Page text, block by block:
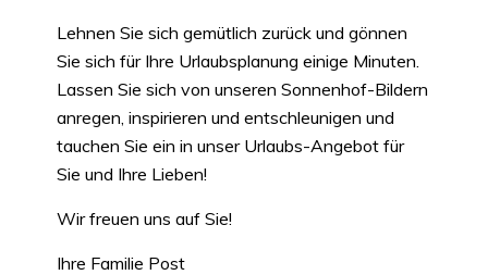
Lehnen Sie sich gemütlich zurück und gönnen
Sie sich für Ihre Urlaubsplanung einige Minuten.
Lassen Sie sich von unseren Sonnenhof-Bildern
anregen, inspirieren und entschleunigen und
tauchen Sie ein in unser Urlaubs-Angebot für
Sie und Ihre Lieben!
Wir freuen uns auf Sie!
Ihre Familie Post